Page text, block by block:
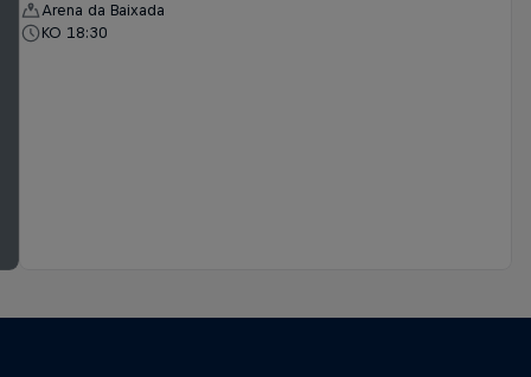
Arena da Baixada
KO 18:30